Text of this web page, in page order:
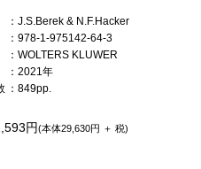
：J.S.Berek & N.F.Hacker
：978-1-975142-64-3
：WOLTERS KLUWER
：2021年
：849pp.
円(本体29,630円 ＋ 税)